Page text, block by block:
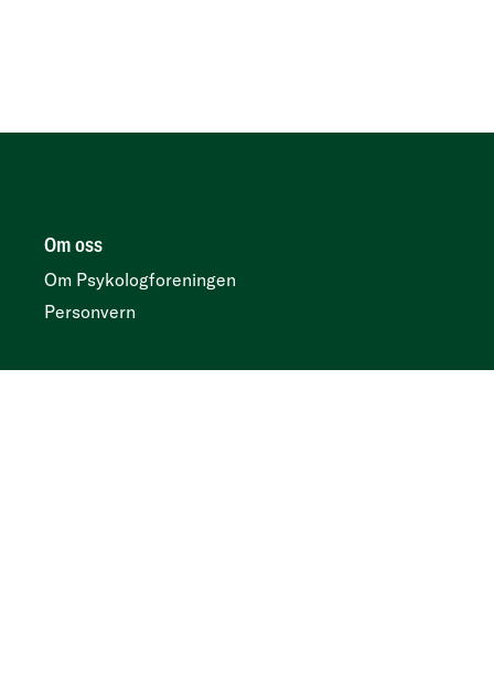
Om oss
Om Psykologforeningen
Personvern
Her finner du oss